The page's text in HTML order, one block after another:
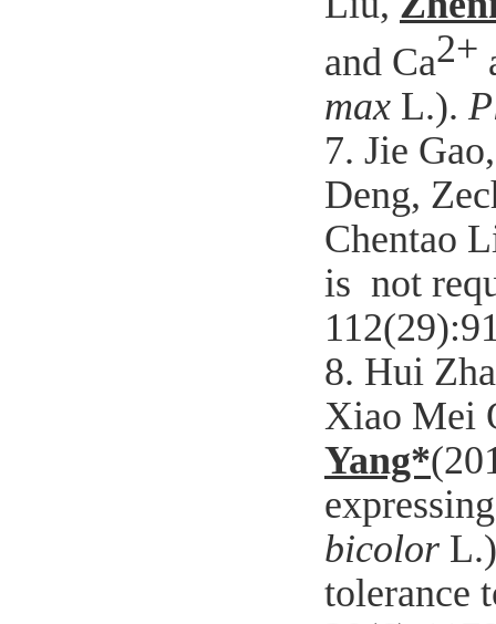
and Ca2+
max L.).
7. Jie
Deng,
Chentao
is not
8. Hui
Xiao Mei
Yang*
bicolor
tolerance